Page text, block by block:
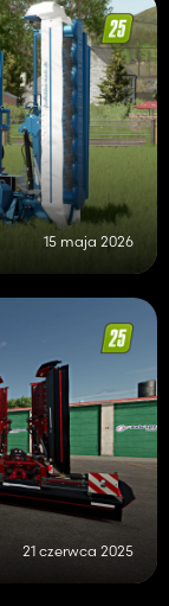
15 maja 2026
21 czerwca 2025